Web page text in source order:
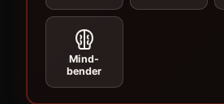
Mind-
bender